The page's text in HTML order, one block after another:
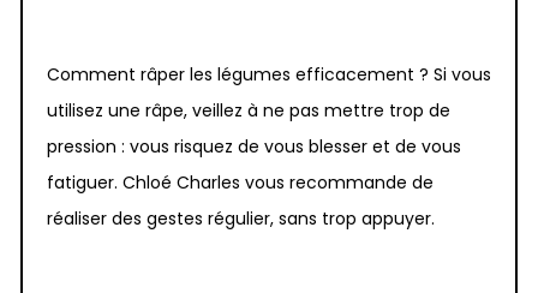
Comment râper les légumes efficacement ? Si vous
utilisez une râpe, veillez à ne pas mettre trop de
pression : vous risquez de vous blesser et de vous
fatiguer. Chloé Charles vous recommande de
réaliser des gestes régulier, sans trop appuyer.